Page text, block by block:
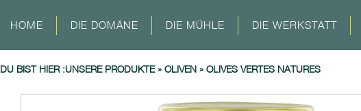
HOME DIE DOMÄNE DIE MÜHLE DIE WERKSTATT
DU BIST HIER :UNSERE PRODUKTE» OLIVEN » OLIVES VERTES NATURES